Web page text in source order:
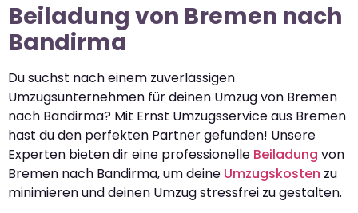
Beiladung von Bremen nach
Bandirma
Du suchst nach einem zuverlässigen
Umzugsunternehmen für deinen Umzug von Bremen
nach Bandirma? Mit Ernst Umzugsservice aus Bremen
hast du den perfekten Partner gefunden! Unsere
Experten bieten dir eine professionelle Beiladung von
Bremen nach Bandirma, um deine Umzugskosten zu
minimieren und deinen Umzug stressfrei zu gestalten.